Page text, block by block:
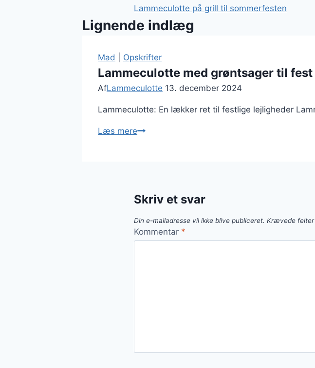
Lammeculotte på grill til sommerfesten
Lignende indlæg
Mad Opskrifter
Lammeculotte med grøntsager til fest
AfLammeculotte 13. december 2024
Lammeculotte: En lækker ret til festlige lejligheder
Læs mereLammeculotte
Skriv et svar
Din e-mailadresse vil ikke blive publiceret. Krævede felter
Kommentar *